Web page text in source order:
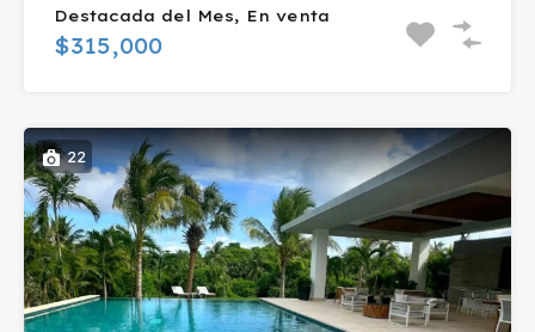
Destacada del Mes, En venta
$315,000
22